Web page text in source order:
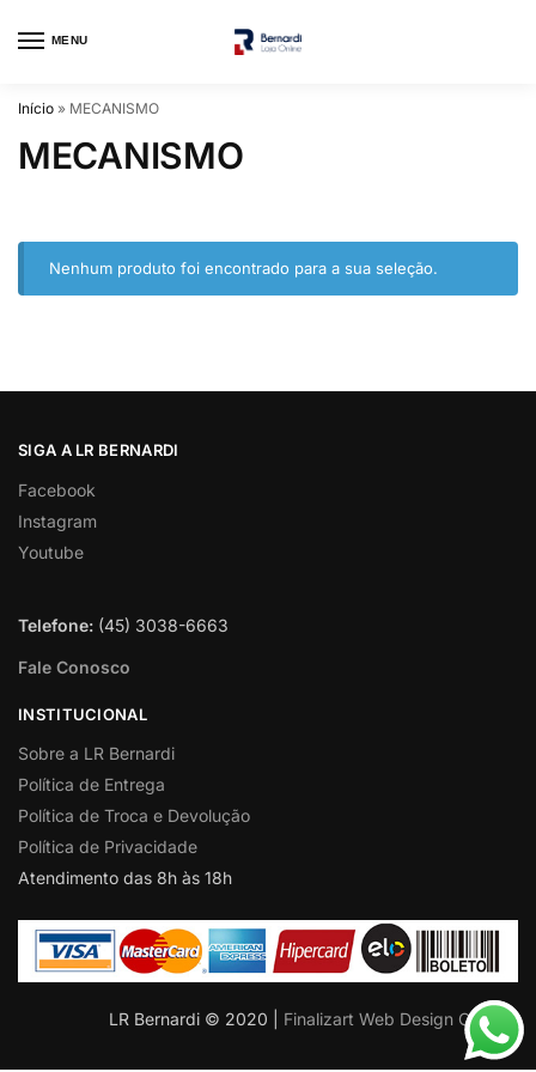
MENU
Início » MECANISMO
MECANISMO
Nenhum produto foi encontrado para a sua seleção.
SIGA A LR BERNARDI
Facebook
Instagram
Youtube
Telefone: (45) 3038-6663
Fale Conosco
INSTITUCIONAL
Sobre a LR Bernardi
Política de Entrega
Política de Troca e Devolução
Política de Privacidade
Atendimento das 8h às 18h
LR Bernardi © 2020 | Finalizart Web Design Criativo